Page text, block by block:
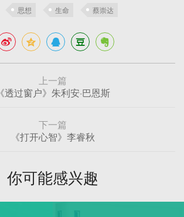
思想 生命 蔡崇达
上一篇
《透过窗户》朱利安·巴恩斯
下一篇
《打开心智》李睿秋
你可能感兴趣